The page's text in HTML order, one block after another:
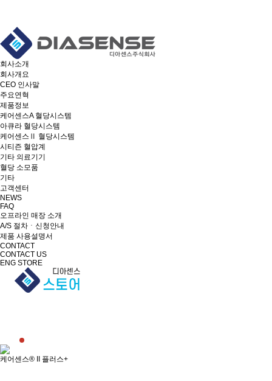
회사소개
회사개요
CEO 인사말
주요연혁
제품정보
케어센스A 혈당시스템
아큐라 혈당시스템
케어센스Ⅱ 혈당시스템
시티즌 혈압계
기타 의료기기
혈당 소모품
기타
고객센터
NEWS
FAQ
오프라인 매장 소개
A/S 절차ㆍ신청안내
제품 사용설명서
CONTACT
CONTACT US
ENG STORE
열심히! 즐겁게!
내가 디아센스다!
케어센스® II 플러스+